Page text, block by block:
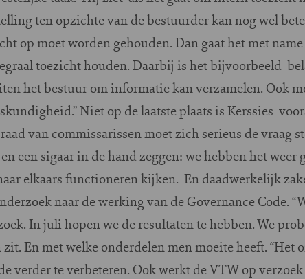
ten opzichte van de bestuurder kan nog wel
op moet worden gehouden. Dan gaat het met
toezicht houden. Daarbij is het bijvoorbeeld
het bestuur om informatie kan verzamelen. Ook
Niet op de laatste plaats is Kerssies
van commissarissen moet zich serieus de vraag
een sigaar in de hand zeggen: we hebben het weer
elkaars functioneren kijken. En daadwerkelijk
naar de werking van de Governance Code.
In juli hopen we de resultaten te hebben. We
zit. En met welke onderdelen men moeite heeft. “Het
verder te verbeteren. Ook werkt de VTW op